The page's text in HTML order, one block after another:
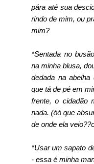
pára até sua
rindo de mim, ou
mim?
*Sentada no
na minha blusa,
dedada na
que tá de pé em
frente, o cidadão
nada. (óó que
de onde ela
*Usar um sapato
- essa é minha